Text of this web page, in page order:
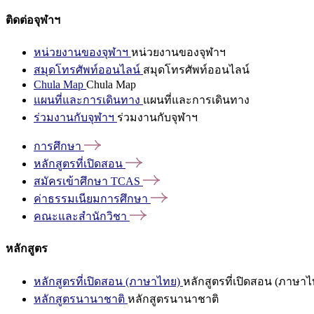
ติดต่อจุฬาฯ
หน่วยงานของจุฬาฯ หน่วยงานของจุฬาฯ
สมุดโทรศัพท์ออนไลน์ สมุดโทรศัพท์ออนไลน์
Chula Map Chula Map
แผนที่และการเดินทาง แผนที่และการเดินทาง
ร่วมงานกับจุฬาฯ ร่วมงานกับจุฬาฯ
การศึกษา
หลักสูตรที่เปิดสอน
สมัครเข้าศึกษา TCAS
ค่าธรรมเนียมการศึกษา
คณะและสำนักวิชา
หลักสูตร
หลักสูตรที่เปิดสอน (ภาษาไทย) หลักสูตรที่เปิดสอน (ภาษาไ
หลักสูตรนานาชาติ หลักสูตรนานาชาติ